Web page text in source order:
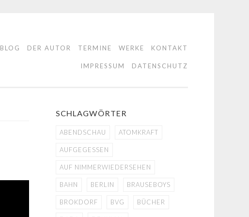
DER AUTOR TERMINE WERKE KONTAKT
IMPRESSUM DATENSCHUTZ
SCHLAGWÖRTER
ABENDSCHAU ATOMKRAFT
AUFGEGESSEN
AUF NIMMERWIEDERSEHEN
BAHN BERLIN BRAUSEBOYS
BROKDORF BVG BÜCHER